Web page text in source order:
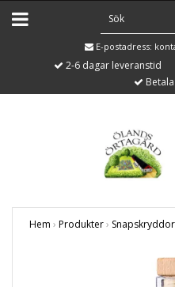
E-postadress:
2-6 dagar leveranstid
Hem › Produkter› Snapskryddor